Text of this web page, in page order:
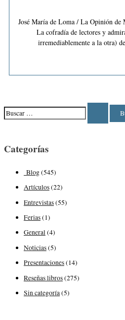
José María de Loma / La Opinión de
La cofradía de lectores y
irremediablemente a la otra)
Categorías
Blog(545)
Artículos(22)
Entrevistas(55)
Ferias(1)
General(4)
Noticias(5)
Presentaciones(14)
Reseñas libros(275)
Sin categoría(5)